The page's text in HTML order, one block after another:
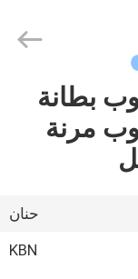
بطانة
مرنة
حنان
KBN